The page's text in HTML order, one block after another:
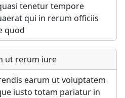
tenetur tempore
qui in rerum officiis
quod
ut rerum iure
earum ut voluptatem
iusto totam pariatur in